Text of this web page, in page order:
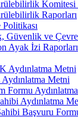
Komitesi
Raporları
Güvenlik ve
Ayak İzi Raporları
Aydınlatma Metni
Aydınlatma Metni
Formu
Aydınlatma
Başvuru